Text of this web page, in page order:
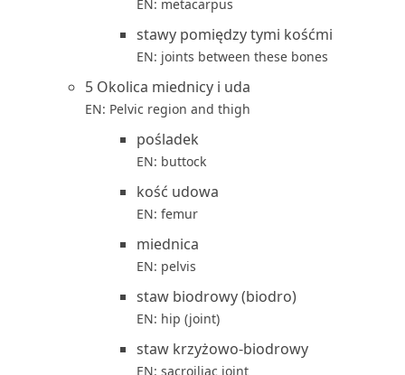
EN: metacarpus
stawy pomiędzy tymi kośćmi
EN: joints between these bones
5 Okolica miednicy i uda
EN: Pelvic region and thigh
pośladek
EN: buttock
kość udowa
EN: femur
miednica
EN: pelvis
staw biodrowy (biodro)
EN: hip (joint)
staw krzyżowo-biodrowy
EN: sacroiliac joint